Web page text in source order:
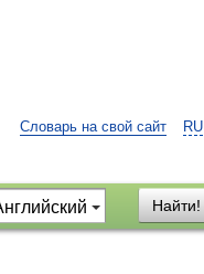
RU
Словарь на свой сайт
Найти!